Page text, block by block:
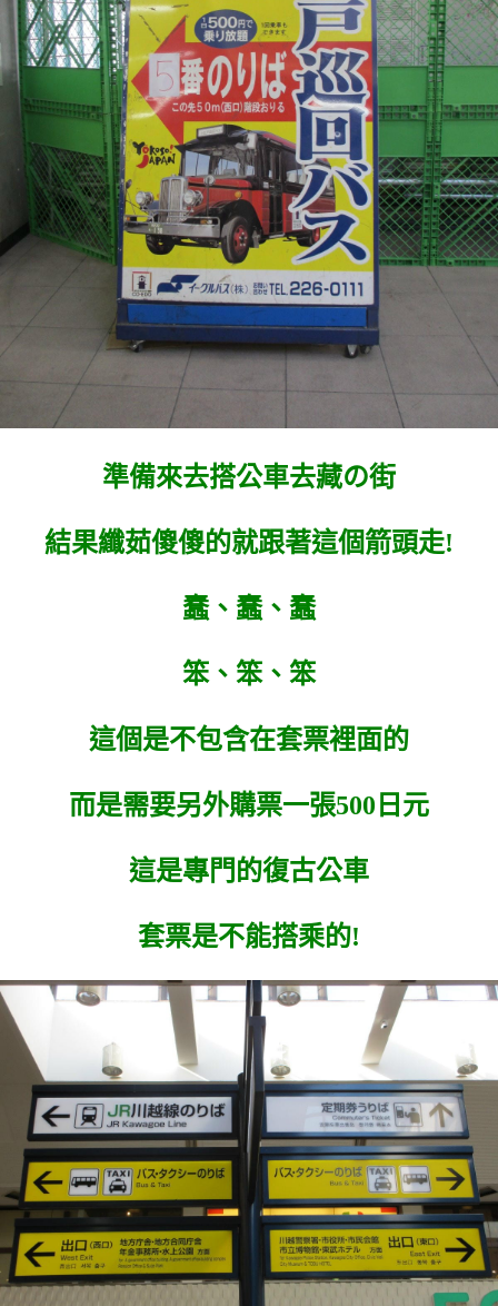
準備來去搭公車去藏の街
結果纖茹傻傻的就跟著這個箭頭走!
蠢、蠢、蠢
笨、笨、笨
這個是不包含在套票裡面的
而是需要另外購票一張500日元
這是專門的復古公車
套票是不能搭乘的!